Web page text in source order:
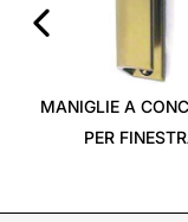
MANIGLIE A
PER